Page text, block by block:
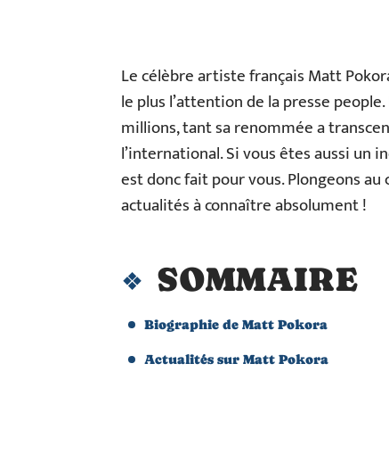
Le célèbre artiste français Matt
le plus l’attention de la presse
millions, tant sa renommée a
l’international. Si vous êtes aussi un
est donc fait pour vous. Plongeons
actualités à connaître absolument !
SOMMAIRE
Biographie de Matt Pokora
Actualités sur Matt Pokora